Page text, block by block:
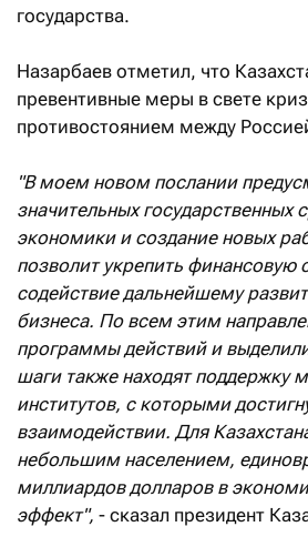
государства.
Назарбаев отметил, что
превентивные меры в свете
противостоянием между
"В моем новом послании
значительных государственных
экономики и создание новых
позволит укрепить финансовую
содействие дальнейшему
бизнеса. По всем этим
программы действий и
шаги также находят поддержку
институтов, с которыми
взаимодействии. Для
небольшим населением,
миллиардов долларов в
эффект", - сказал президент